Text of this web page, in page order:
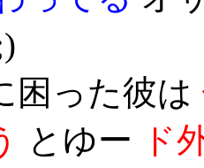
困った彼は
とゆー
ド